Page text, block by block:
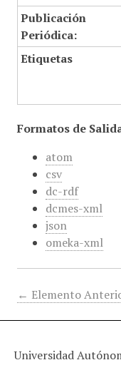
Publicación
Periódica:
Etiquetas
Formatos de
atom
csv
dc-rdf
dcmes-xml
json
omeka-xml
← Elemento
Universidad